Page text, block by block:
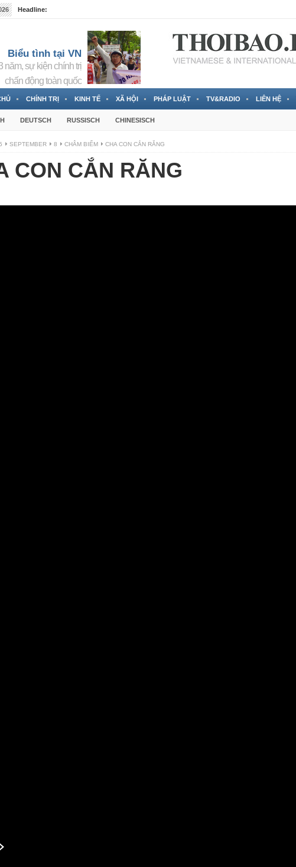
Headline:
Biểu tình tại VN
năm, sự kiện chính trị
chấn động toàn quốc
CHÍNH TRỊ KINH TẾ XÃ HỘI PHÁP LUẬT TV&RADIO LIÊN HỆ
DEUTSCH RUSSISCH CHINESISCH
SEPTEMBER 8 CHÂM BIẾM CHA CON CẮN RĂNG
CON CẮN RĂNG